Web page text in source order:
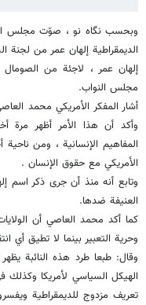
الديمقراطية إلهان عمر من لجنة
إلهان عمر ، لاجئة من
مجلس النواب.
أشار المفكر الأمريكي محمد
وأكد أن هذا الأمر أظهر مرة
المفاهيم الإنسانية ، ومن
الأمريكي مع حقوق الإنسان .
وتابع أنه منذ أن جرى ذكر اسم
العنيفة ضدها.
كما أكد محمد العاصي أن
وحرية التعبير بينما لا تطيق أي
وقال: طبعا طرد هذه النائبة
الهيكل السياسي لأمريكا وكذلك
تعريف مزدوج للديمقراطية